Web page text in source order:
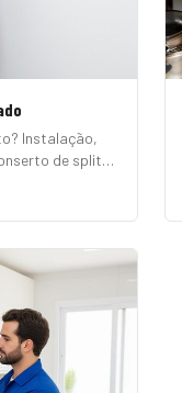
Instalação,
de splits